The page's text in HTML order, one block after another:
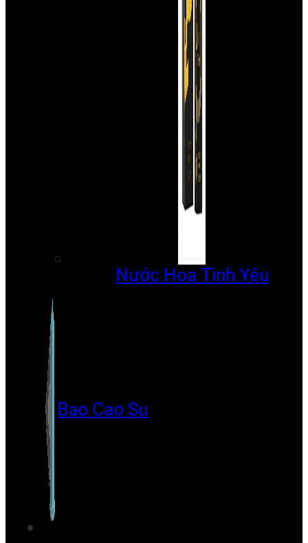
Nước Hoa Tình Yêu
Bao Cao Su